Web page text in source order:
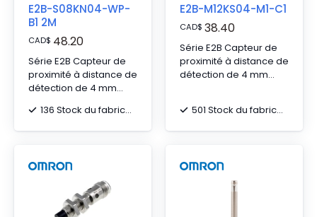
E2B-S08KN04-WP-
B1 2M
CAD$ 48.20
Série E2B Capteur de
proximité à distance de
détection de 4 mm
de polyvinyle (PVC) de
2 m
136 Stock du fabricant
E2B-M12KS04-M1-C1
CAD$ 38.40
Série E2B Capteur de
proximité à distance de
détection de 4 mm
501 Stock du fabricant